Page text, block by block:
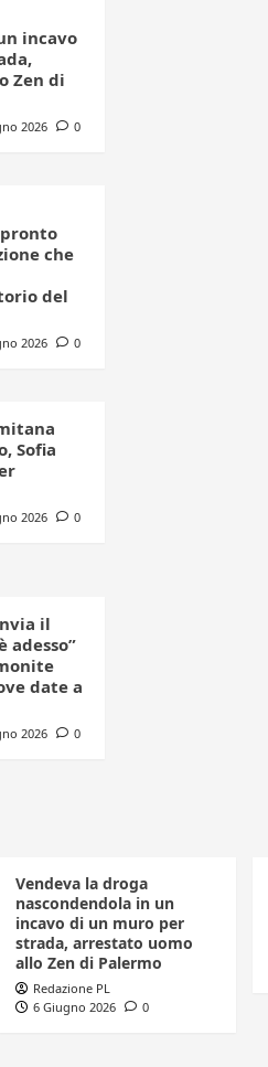
incavo
Zen di
2026 0
che
del
2026 0
Sofia
2026 0
il
adesso”
date a
2026 0
Vendeva la droga
nascondendola in un
incavo di un muro per
strada, arrestato uomo
allo Zen di Palermo
Redazione PL
6 Giugno 2026
0